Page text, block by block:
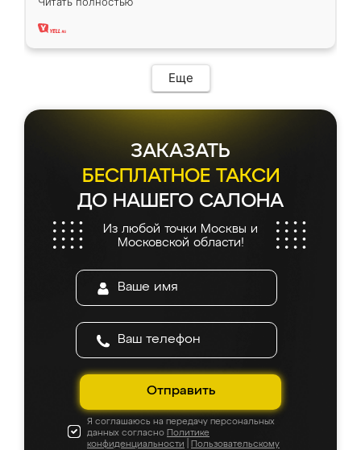
два года, нареканий нет.
Еще
ЗАКАЗАТЬ
БЕСПЛАТНОЕ ТАКСИ
ДО НАШЕГО САЛОНА
Из любой точки Москвы и
Московской области!
Отправить
Я соглашаюсь на передачу персональных
данных согласно Политике
конфиденциальности
Пользовательскому